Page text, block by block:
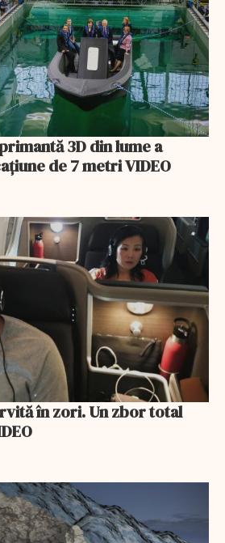
3D din lume a
de 7 metri VIDEO
în zori. Un zbor total